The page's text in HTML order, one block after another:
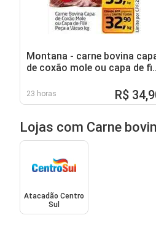
Montana - carne bovina
de coxão mole ou capa de
23 horas R$
Lojas com Carne
Atacadão Centro
Sul